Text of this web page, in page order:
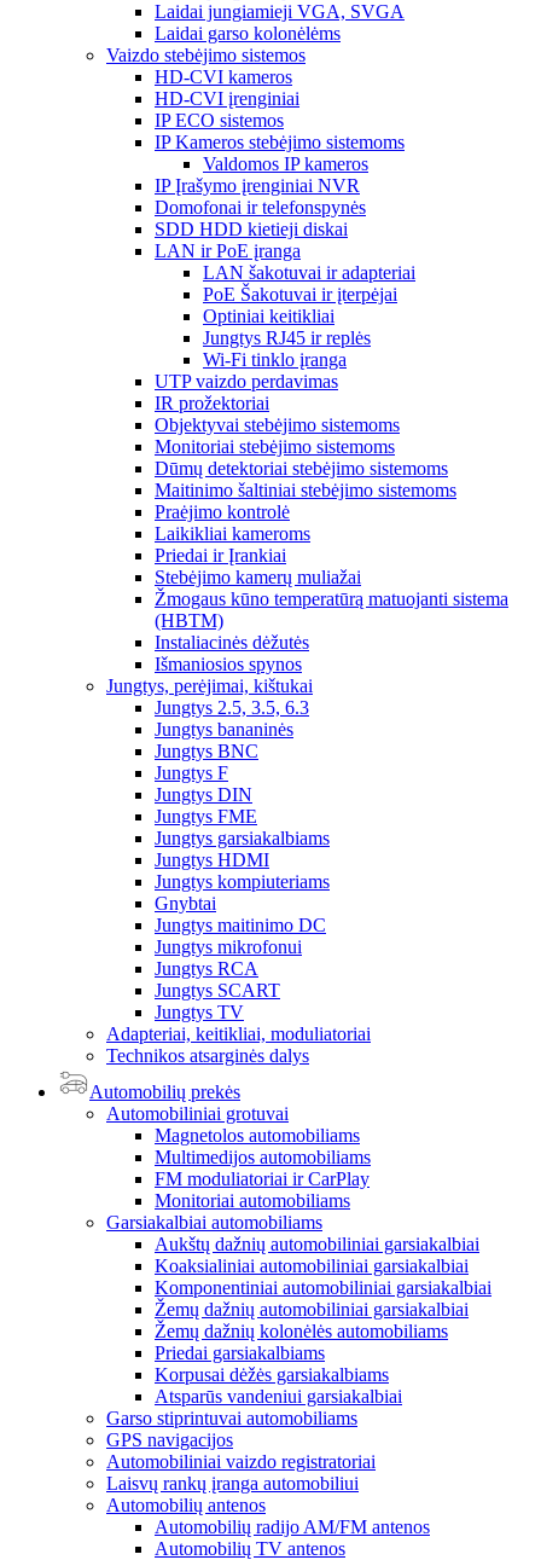
Laidai jungiamieji VGA, SVGA
Laidai garso kolonėlėms
Vaizdo stebėjimo sistemos
HD-CVI kameros
HD-CVI įrenginiai
IP ECO sistemos
IP Kameros stebėjimo sistemoms
Valdomos IP kameros
IP Įrašymo įrenginiai NVR
Domofonai ir telefonspynės
SDD HDD kietieji diskai
LAN ir PoE įranga
LAN šakotuvai ir adapteriai
PoE Šakotuvai ir įterpėjai
Optiniai keitikliai
Jungtys RJ45 ir replės
Wi-Fi tinklo įranga
UTP vaizdo perdavimas
IR prožektoriai
Objektyvai stebėjimo sistemoms
Monitoriai stebėjimo sistemoms
Dūmų detektoriai stebėjimo sistemoms
Maitinimo šaltiniai stebėjimo sistemoms
Praėjimo kontrolė
Laikikliai kameroms
Priedai ir Įrankiai
Stebėjimo kamerų muliažai
Žmogaus kūno temperatūrą matuojanti sistema
(HBTM)
Instaliacinės dėžutės
Išmaniosios spynos
Jungtys, perėjimai, kištukai
Jungtys 2.5, 3.5, 6.3
Jungtys bananinės
Jungtys BNC
Jungtys F
Jungtys DIN
Jungtys FME
Jungtys garsiakalbiams
Jungtys HDMI
Jungtys kompiuteriams
Gnybtai
Jungtys maitinimo DC
Jungtys mikrofonui
Jungtys RCA
Jungtys SCART
Jungtys TV
Adapteriai, keitikliai, moduliatoriai
Technikos atsarginės dalys
Automobilių prekės
Automobiliniai grotuvai
Magnetolos automobiliams
Multimedijos automobiliams
FM moduliatoriai ir CarPlay
Monitoriai automobiliams
Garsiakalbiai automobiliams
Aukštų dažnių automobiliniai garsiakalbiai
Koaksialiniai automobiliniai garsiakalbiai
Komponentiniai automobiliniai garsiakalbiai
Žemų dažnių automobiliniai garsiakalbiai
Žemų dažnių kolonėlės automobiliams
Priedai garsiakalbiams
Korpusai dėžės garsiakalbiams
Atsparūs vandeniui garsiakalbiai
Garso stiprintuvai automobiliams
GPS navigacijos
Automobiliniai vaizdo registratoriai
Laisvų rankų įranga automobiliui
Automobilių antenos
Automobilių radijo AM/FM antenos
Automobilių TV antenos